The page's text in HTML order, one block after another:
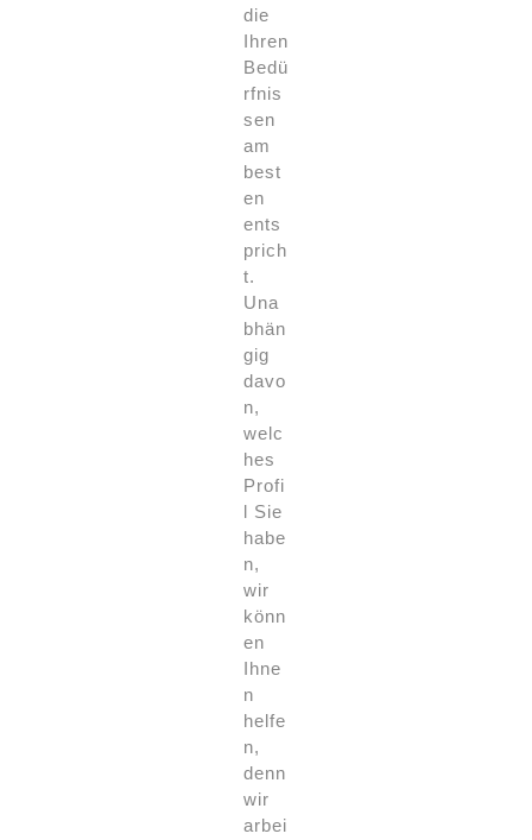
die
Ihren
Bedü
rfnis
sen
am
best
en
ents
prich
t.
Una
bhän
gig
davo
n,
welc
hes
Profi
l Sie
habe
n,
wir
könn
en
Ihne
n
helfe
n,
denn
wir
arbei